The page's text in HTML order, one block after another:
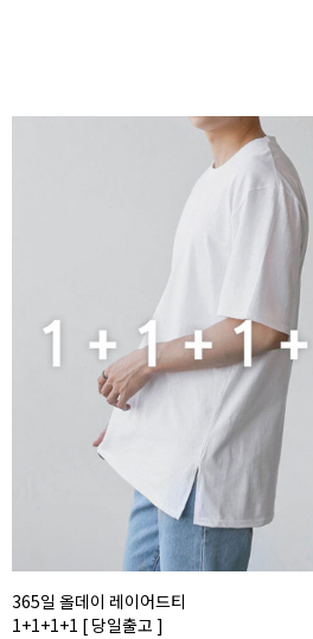
365일 올데이 레이어드티
1+1+1+1 [ 당일출고 ]